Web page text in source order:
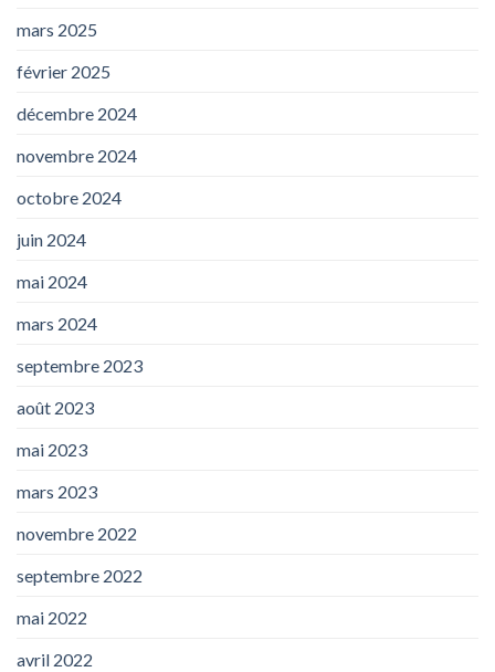
mars 2025
février 2025
décembre 2024
novembre 2024
octobre 2024
juin 2024
mai 2024
mars 2024
septembre 2023
août 2023
mai 2023
mars 2023
novembre 2022
septembre 2022
mai 2022
avril 2022